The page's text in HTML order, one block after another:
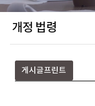
개정 법령
게시글프린트